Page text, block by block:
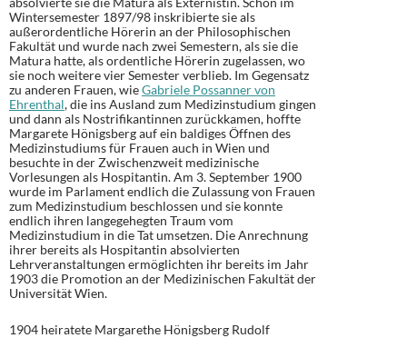
Wintersemester 1897/98 inskribierte sie als
außerordentliche Hörerin an der Philosophischen
Fakultät und wurde nach zwei Semestern, als sie die
Matura hatte, als ordentliche Hörerin zugelassen, wo
sie noch weitere vier Semester verblieb. Im Gegensatz
zu anderen Frauen, wieGabriele Possanner von
Ehrenthal, die ins Ausland zum Medizinstudium gingen
und dann als Nostrifikantinnen zurückkamen, hoffte
Margarete Hönigsberg auf ein baldiges Öffnen des
Medizinstudiums für Frauen auch in Wien und
besuchte in der Zwischenzweit medizinische
Vorlesungen als Hospitantin. Am 3. September 1900
wurde im Parlament endlich die Zulassung von Frauen
zum Medizinstudium beschlossen und sie konnte
endlich ihren langegehegten Traum vom
Medizinstudium in die Tat umsetzen. Die Anrechnung
ihrer bereits als Hospitantin absolvierten
Lehrveranstaltungen ermöglichten ihr bereits im Jahr
1903 die Promotion an der Medizinischen Fakultät der
Universität Wien.
1904 heiratete Margarethe Hönigsberg Rudolf